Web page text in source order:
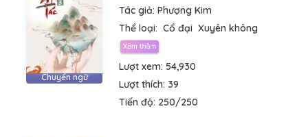
Chuyển ngữ
Tác giả: Phượng Kim
Thể loại: Cổ đại Xuyên không
Lượt xem: 54,930
Lượt thích: 39
Tiến độ: 250/250